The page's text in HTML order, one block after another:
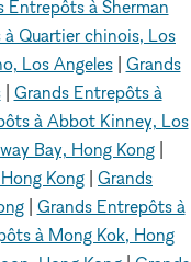
Entrepôts à Sherman
Quartier chinois, Los
Los Angeles| Grands
| Grands Entrepôts à
à Abbot Kinney, Los
Bay, Hong Kong|
Kong Grands
| Grands Entrepôts à
à Mong Kok, Hong